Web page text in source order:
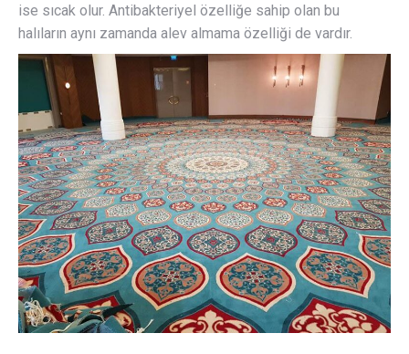
ise sıcak olur. Antibakteriyel özelliğe sahip olan bu
halıların aynı zamanda alev almama özelliği de vardır.